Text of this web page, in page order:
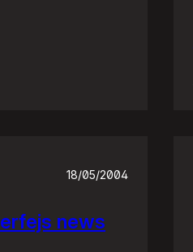
18/05/2004
news